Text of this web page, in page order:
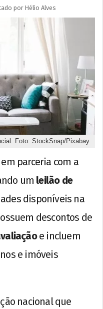
porHélio Alves
Foto: StockSnap/Pixabay
parceria com a
um leilão de
disponíveis na
descontos de
e incluem
e imóveis
nacional que